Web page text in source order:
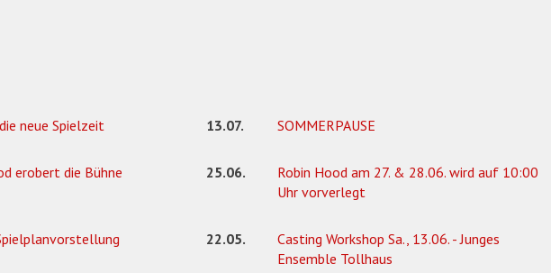
neue Spielzeit 13.07. SOMMERPAUSE
erobert die Bühne
25.06.
Robin Hood am 27. & 28.06. wird auf 10:00
Uhr vorverlegt
22.05.
Casting Workshop Sa., 13.06. - Junges
Ensemble Tollhaus